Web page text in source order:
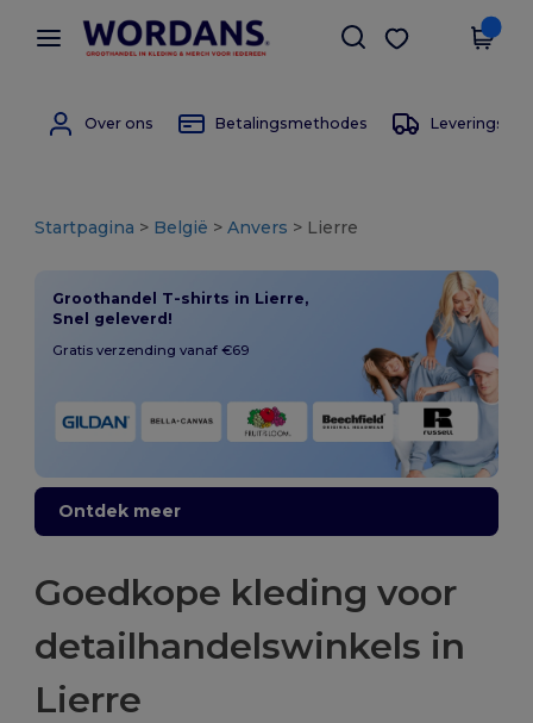
× Wordans-app
Betere prijzen in de app!
Download app
Over ons Betalingsmethodes Leverings
Startpagina > België >Anvers > Lierre
Groothandel T-shirts in Lierre,
Snel geleverd!
Gratis verzending vanaf €69
Ontdek meer
Goedkope kleding voor
detailhandelswinkels in
Lierre